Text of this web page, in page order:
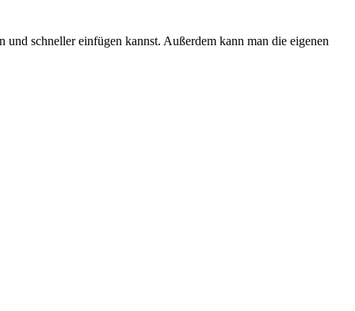
schneller einfügen kannst. Außerdem kann man die eigenen